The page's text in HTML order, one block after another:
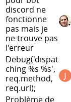
discord ne
fonctionne
pas mais je
ne trouve pas
l'erreur
Debug('dispat
ching %s %s',
req.method,
req.url);
Problème de